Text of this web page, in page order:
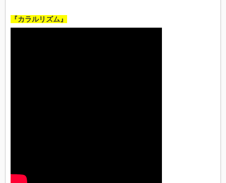
『カラルリズム』